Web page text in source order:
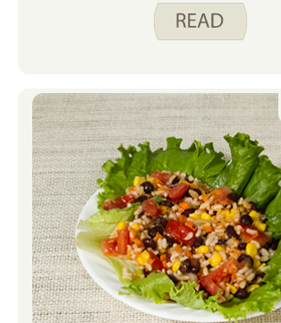
ăn nhẹ thành một bữa ăn.
một hit trong nhà của
nguồn cung cấp chất xơ và
dào, hai chất dinh dưỡng quan
đưa vào bữa ăn.